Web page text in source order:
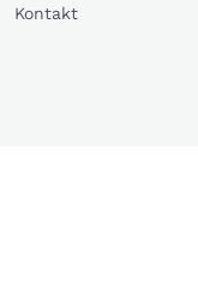
Kontakt